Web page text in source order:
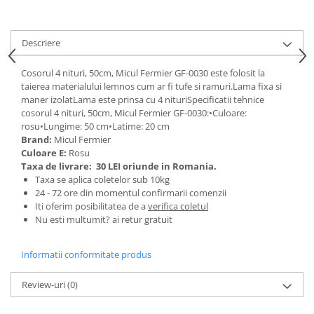
Incubatoare, oparitoare si
deplumatoare
Echipamente pentru animale
Aparate de tuns animale
Piese si accesorii aparate de tuns
animale
Tarcuri animale
Semanatori
Masini batut stalpi si accesorii
Roabe & accesorii
Casute gradina si cutii depozitare
Mobilier gradina
Corturi, Prelate si plase de
umbrire
Descriere
Cosorul 4 nituri, 50cm, Micul Fermier GF-0030 este folosit la
taierea materialului lemnos cum ar fi tufe si ramuri.Lama fixa si
maner izolatLama este prinsa cu 4 nituriSpecificatii tehnice
cosorul 4 nituri, 50cm, Micul Fermier GF-0030:•Culoare:
rosu•Lungime: 50 cm•Latime: 20 cm
Brand: Micul Fermier
Culoare E: Rosu
Taxa de livrare: 30 LEI oriunde in Romania.
Taxa se aplica coletelor sub 10kg
24 - 72 ore din momentul confirmarii comenzii
Iti oferim posibilitatea de averifica coletul
Nu esti multumit? ai retur gratuit
Informatii conformitate produs
Review-uri(0)